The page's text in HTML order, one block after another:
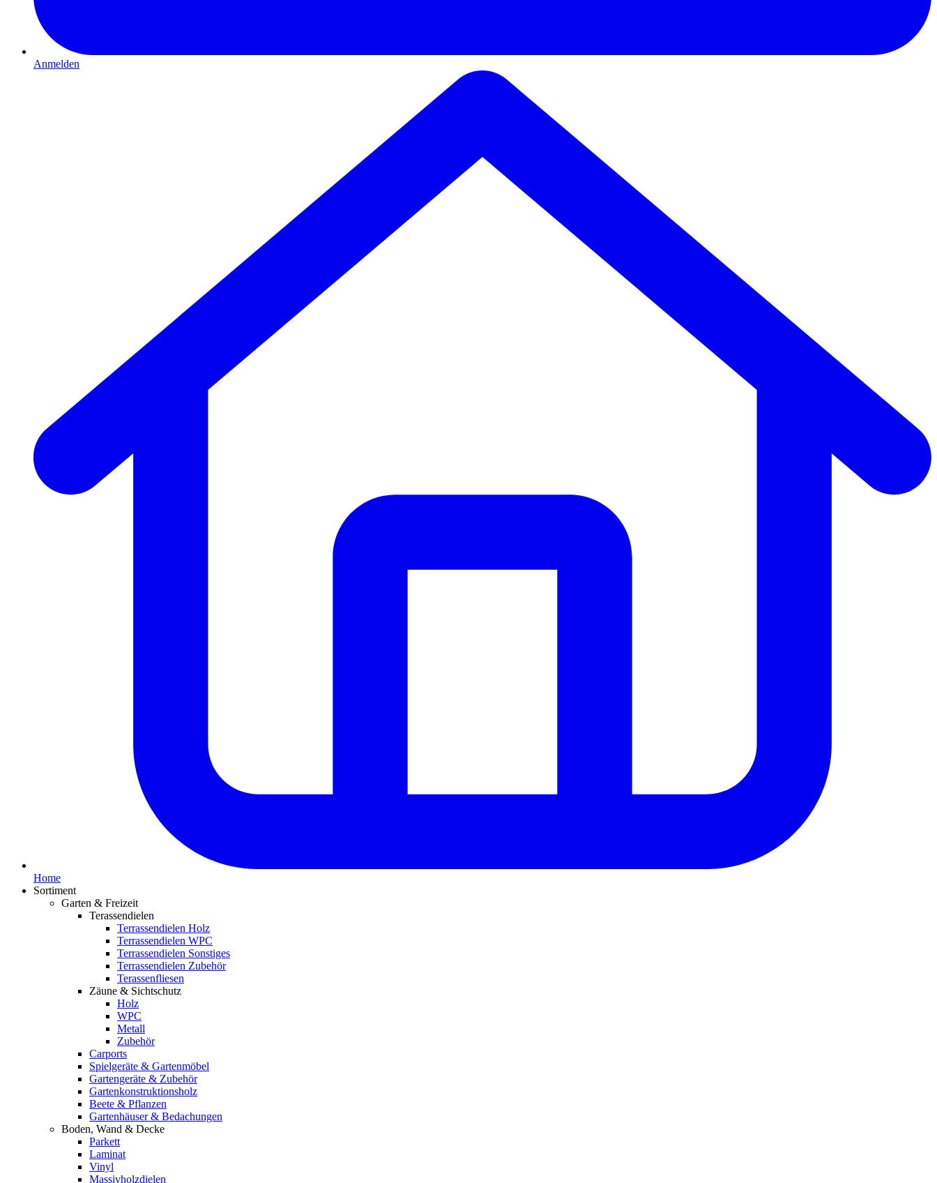
Anmelden
Home
Sortiment
Garten & Freizeit
Terassendielen
Terrassendielen Holz
Terrassendielen WPC
Terrassendielen Sonstiges
Terrassendielen Zubehör
Terassenfliesen
Zäune & Sichtschutz
Holz
WPC
Metall
Zubehör
Carports
Spielgeräte & Gartenmöbel
Gartengeräte & Zubehör
Gartenkonstruktionsholz
Beete & Pflanzen
Gartenhäuser & Bedachungen
Boden, Wand & Decke
Parkett
Laminat
Vinyl
Massivholzdielen